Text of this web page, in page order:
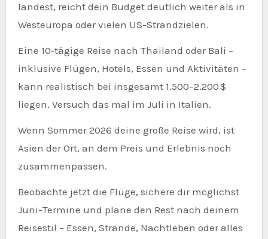
landest, reicht dein Budget deutlich weiter als in
Westeuropa oder vielen US-Strandzielen.
Eine 10‑tägige Reise nach Thailand oder Bali –
inklusive Flügen, Hotels, Essen und Aktivitäten –
kann realistisch bei insgesamt 1.500–2.200 $
liegen. Versuch das mal im Juli in Italien.
Wenn Sommer 2026 deine große Reise wird, ist
Asien der Ort, an dem Preis und Erlebnis noch
zusammenpassen.
Beobachte jetzt die Flüge, sichere dir möglichst
Juni-Termine und plane den Rest nach deinem
Reisestil – Essen, Strände, Nachtleben oder alles